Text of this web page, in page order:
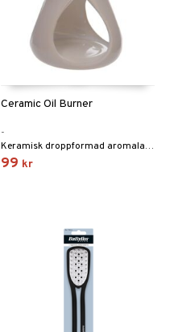
Ceramic Oil Burner
-
Keramisk droppformad aromalampa – sprider doft, värme och harmoni i hemmet.
99 kr